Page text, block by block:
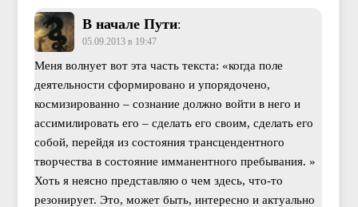
В начале Пути:
05.09.2013 в 19:47
Меня волнует вот эта часть текста: «когда поле
деятельности сформировано и упорядочено,
космизированно – сознание должно войти в него и
ассимилировать его – сделать его своим, сделать его
собой, перейдя из состояния трансцендентного
творчества в состояние имманентного пребывания. »
Хоть я неясно представляю о чем здесь, что-то
резонирует. Это, может быть, интересно и актуально